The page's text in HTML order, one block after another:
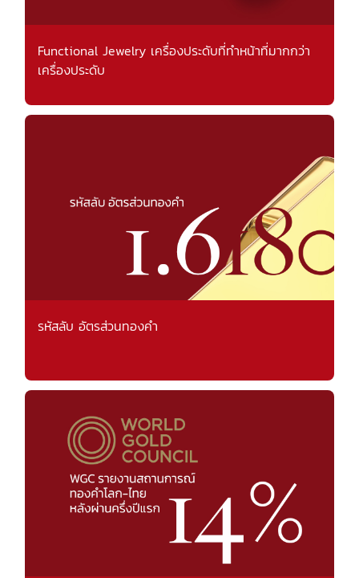
Functional Jewelry เครื่องประดับที่ทำหน้าที่มากกว่า
เครื่องประดับ
รหัสลับ อัตรส่วนทองคำ